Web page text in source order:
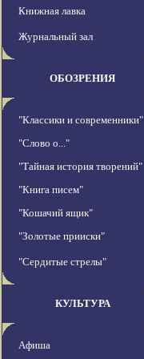
Книжная лавка
Журнальный зал
ОБОЗРЕНИЯ
"Классики и современники"
"Слово о..."
"Тайная история творений"
"Книга писем"
"Кошачий ящик"
"Золотые прииски"
"Сердитые стрелы"
КУЛЬТУРА
Афиша